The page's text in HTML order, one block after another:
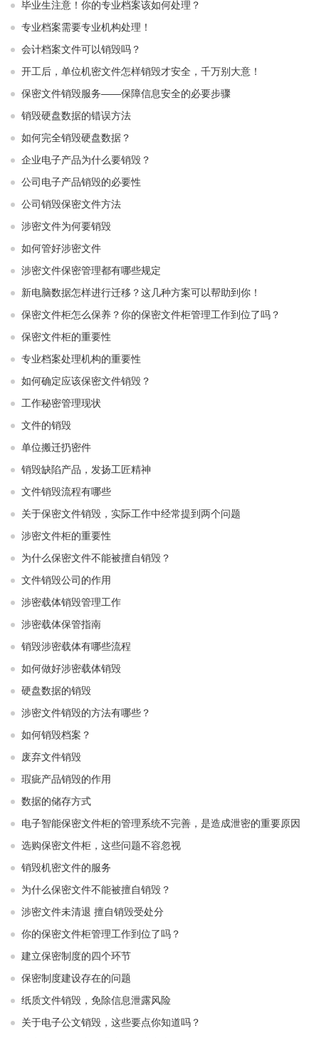
毕业生注意！你的专业档案该如何处理？
专业档案需要专业机构处理！
会计档案文件可以销毁吗？
开工后，单位机密文件怎样销毁才安全，千万别大意！
保密文件销毁服务——保障信息安全的必要步骤
销毁硬盘数据的错误方法
如何完全销毁硬盘数据？
企业电子产品为什么要销毁？
公司电子产品销毁的必要性
公司销毁保密文件方法
涉密文件为何要销毁
如何管好涉密文件
涉密文件保密管理都有哪些规定
新电脑数据怎样进行迁移？这几种方案可以帮助到你！
保密文件柜怎么保养？你的保密文件柜管理工作到位了吗？
保密文件柜的重要性
专业档案处理机构的重要性
如何确定应该保密文件销毁？
工作秘密管理现状
文件的销毁
单位搬迁扔密件
销毁缺陷产品，发扬工匠精神
文件销毁流程有哪些
关于保密文件销毁，实际工作中经常提到两个问题
涉密文件柜的重要性
为什么保密文件不能被擅自销毁？
文件销毁公司的作用
涉密载体销毁管理工作
涉密载体保管指南
销毁涉密载体有哪些流程
如何做好涉密载体销毁
硬盘数据的销毁
涉密文件销毁的方法有哪些？
如何销毁档案？
废弃文件销毁
瑕疵产品销毁的作用
数据的储存方式
电子智能保密文件柜的管理系统不完善，是造成泄密的重要原因
选购保密文件柜，这些问题不容忽视
销毁机密文件的服务
为什么保密文件不能被擅自销毁？
涉密文件未清退 擅自销毁受处分
你的保密文件柜管理工作到位了吗？
建立保密制度的四个环节
保密制度建设存在的问题
纸质文件销毁，免除信息泄露风险
关于电子公文销毁，这些要点你知道吗？